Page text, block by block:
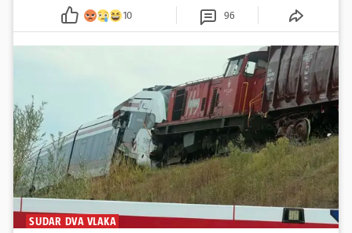
10 96
SUDAR DVA VLAKA